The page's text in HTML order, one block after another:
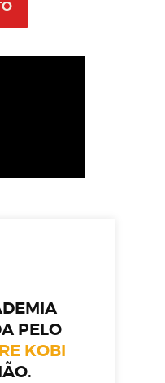
PELO
KOBI